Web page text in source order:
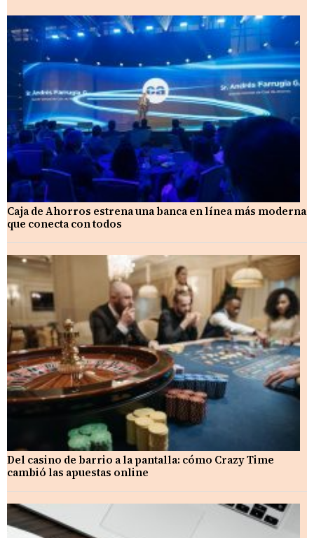
Caja de Ahorros estrena una banca en línea más moderna
que conecta con todos
Del casino de barrio a la pantalla: cómo Crazy Time
cambió las apuestas online